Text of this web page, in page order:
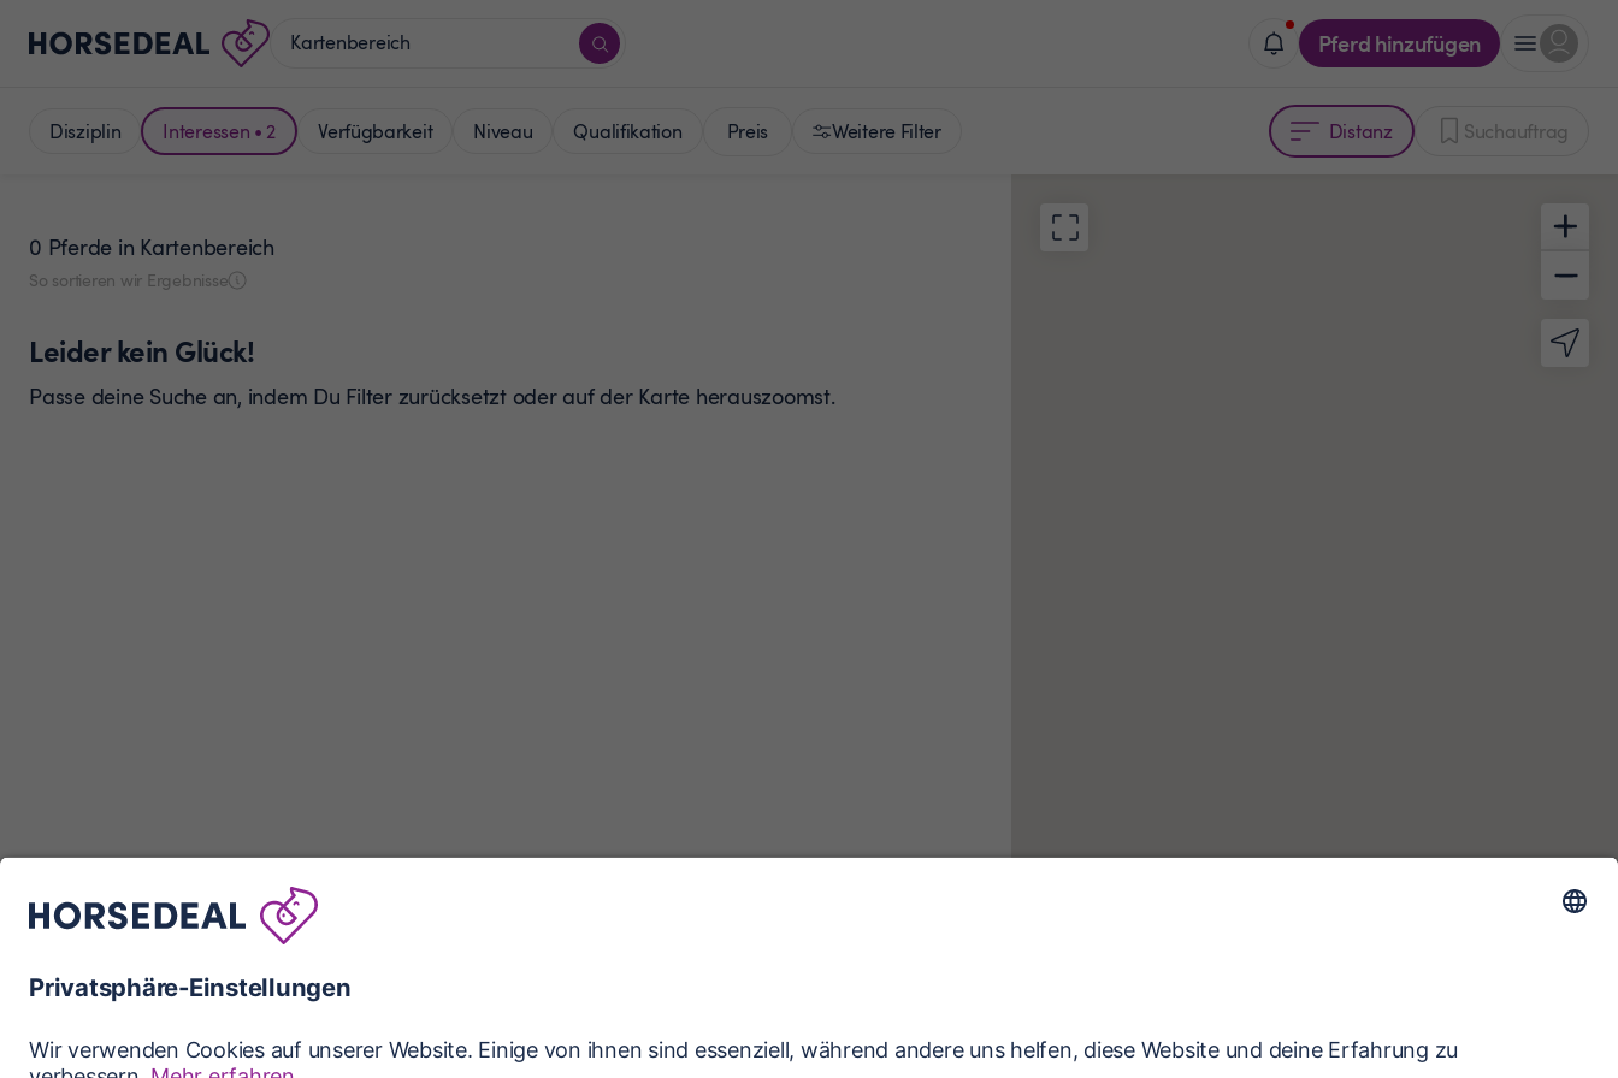
Pferd hinzufügen
Disziplin Interessen • 2 Verfügbarkeit Niveau Qualifikation Preis Weitere Filter Distanz Suchauftrag
0 Pferde in Kartenbereich
So sortieren wir Ergebnisse
Leider kein Glück!
Passe deine Suche an, indem Du Filter zurücksetzt oder auf der Karte herauszoomst.